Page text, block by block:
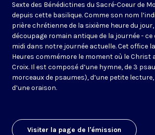
Sexte des Bénédictines du Sacré-Coeur de
depuis cette basilique. Comme son nom
prière chrétienne de la sixième heure du
découpage romain antique de la journée -
midi dans notre journée actuelle. Cet office
Heures commémore le moment où le Christ
Croix. Il est composé d’une hymne, de 3
morceaux de psaumes), d’une petite
d’une oraison.
Visiter la page de l'émission